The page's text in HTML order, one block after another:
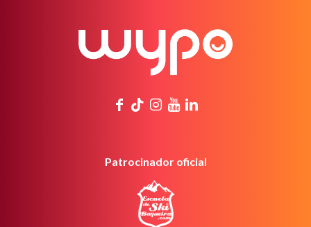
Patrocinador oficial